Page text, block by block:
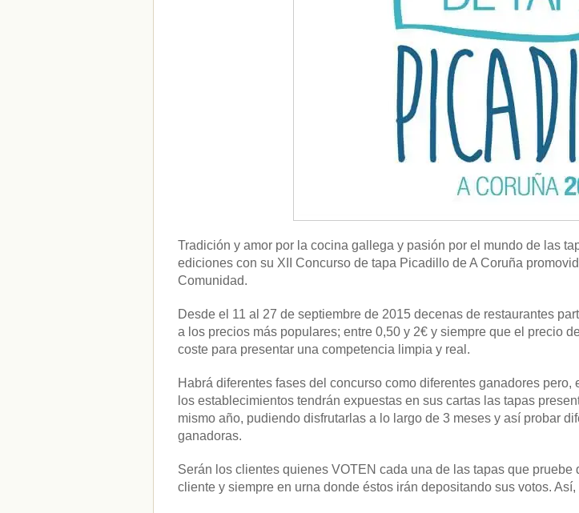
Tradición y amor por la cocina gallega y pasión por el mundo de las
ediciones con su XII Concurso de tapa Picadillo de A Coruña
Comunidad.
Desde el 11 al 27 de septiembre de 2015 decenas de restaurantes
a los precios más populares; entre 0,50 y 2€ y siempre que el precio
coste para presentar una competencia limpia y real.
Habrá diferentes fases del concurso como diferentes ganadores
los establecimientos tendrán expuestas en sus cartas las tapas
mismo año, pudiendo disfrutarlas a lo largo de 3 meses y así probar
ganadoras.
Serán los clientes quienes VOTEN cada una de las tapas que
cliente y siempre en urna donde éstos irán depositando sus votos.